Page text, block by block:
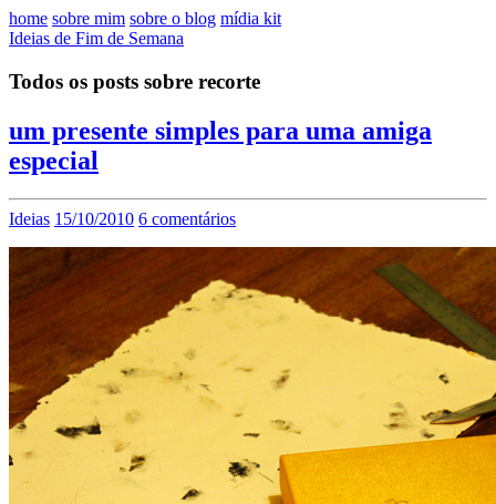
home sobre mim sobre o blog mídia kit
Ideias de Fim de Semana
Todos os posts sobre recorte
um presente simples para uma amiga
especial
Ideias 15/10/2010 6 comentários